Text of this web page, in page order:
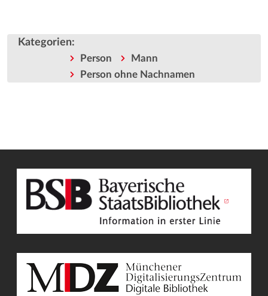
Kategorien:
Person
Mann
Person ohne Nachnamen